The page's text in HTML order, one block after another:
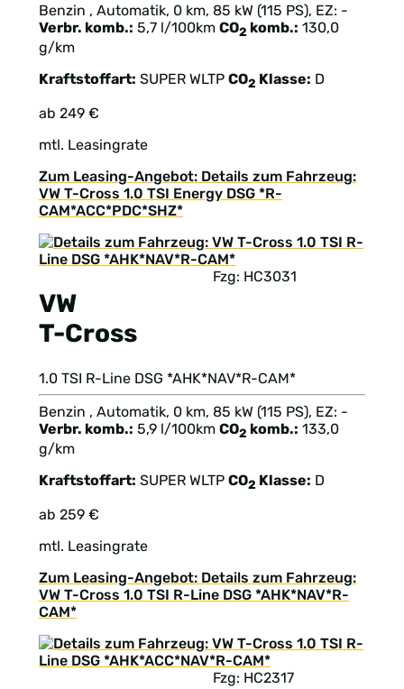
Benzin , Automatik, 0 km, 85 kW (115 PS), EZ: -
Verbr. komb.: 5,7 l/100km CO2 komb.: 130,0
g/km
Kraftstoffart: SUPER WLTP CO2 Klasse: D
ab 249 €
mtl. Leasingrate
Zum Leasing-Angebot: Details zum Fahrzeug:
VW T-Cross 1.0 TSI Energy DSG *R-
CAM*ACC*PDC*SHZ*
VW
T-Cross
Fzg: HC3031
1.0 TSI R-Line DSG *AHK*NAV*R-CAM*
Benzin , Automatik, 0 km, 85 kW (115 PS), EZ: -
Verbr. komb.: 5,9 l/100km CO2 komb.: 133,0
g/km
Kraftstoffart: SUPER WLTP CO2 Klasse: D
ab 259 €
mtl. Leasingrate
Zum Leasing-Angebot: Details zum Fahrzeug:
VW T-Cross 1.0 TSI R-Line DSG *AHK*NAV*R-
CAM*
Fzg: HC2317